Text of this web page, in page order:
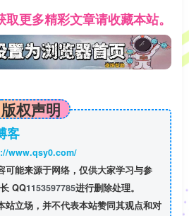
更多精彩文章请收藏本站。
版权声明
客
www.qsy0.com/
可能来源于网络，仅供大家学习与参
QQ1153597785进行删除处理。
站立场，并不代表本站赞同其观点和对